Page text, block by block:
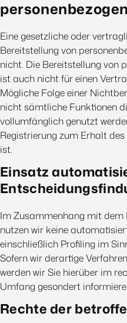
Eine gesetzliche oder
Bereitstellung von
nicht. Die Bereitstellung von
ist auch nicht für einen
Mögliche Folge einer
nicht sämtliche Funktionen
vollumfänglich genutzt
Registrierung zum Erhalt
ist.
Einsatz
Im Zusammenhang mit dem
nutzen wir keine
einschließlich Profiling im
Sofern wir derartige
werden wir Sie hierüber im
Umfang gesondert
Rechte der